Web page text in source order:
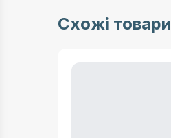
Схожі товари